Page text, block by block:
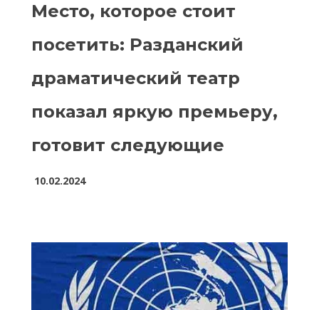
Место, которое стоит
посетить: Разданский
драматический театр
показал яркую премьеру,
готовит следующие
10.02.2024